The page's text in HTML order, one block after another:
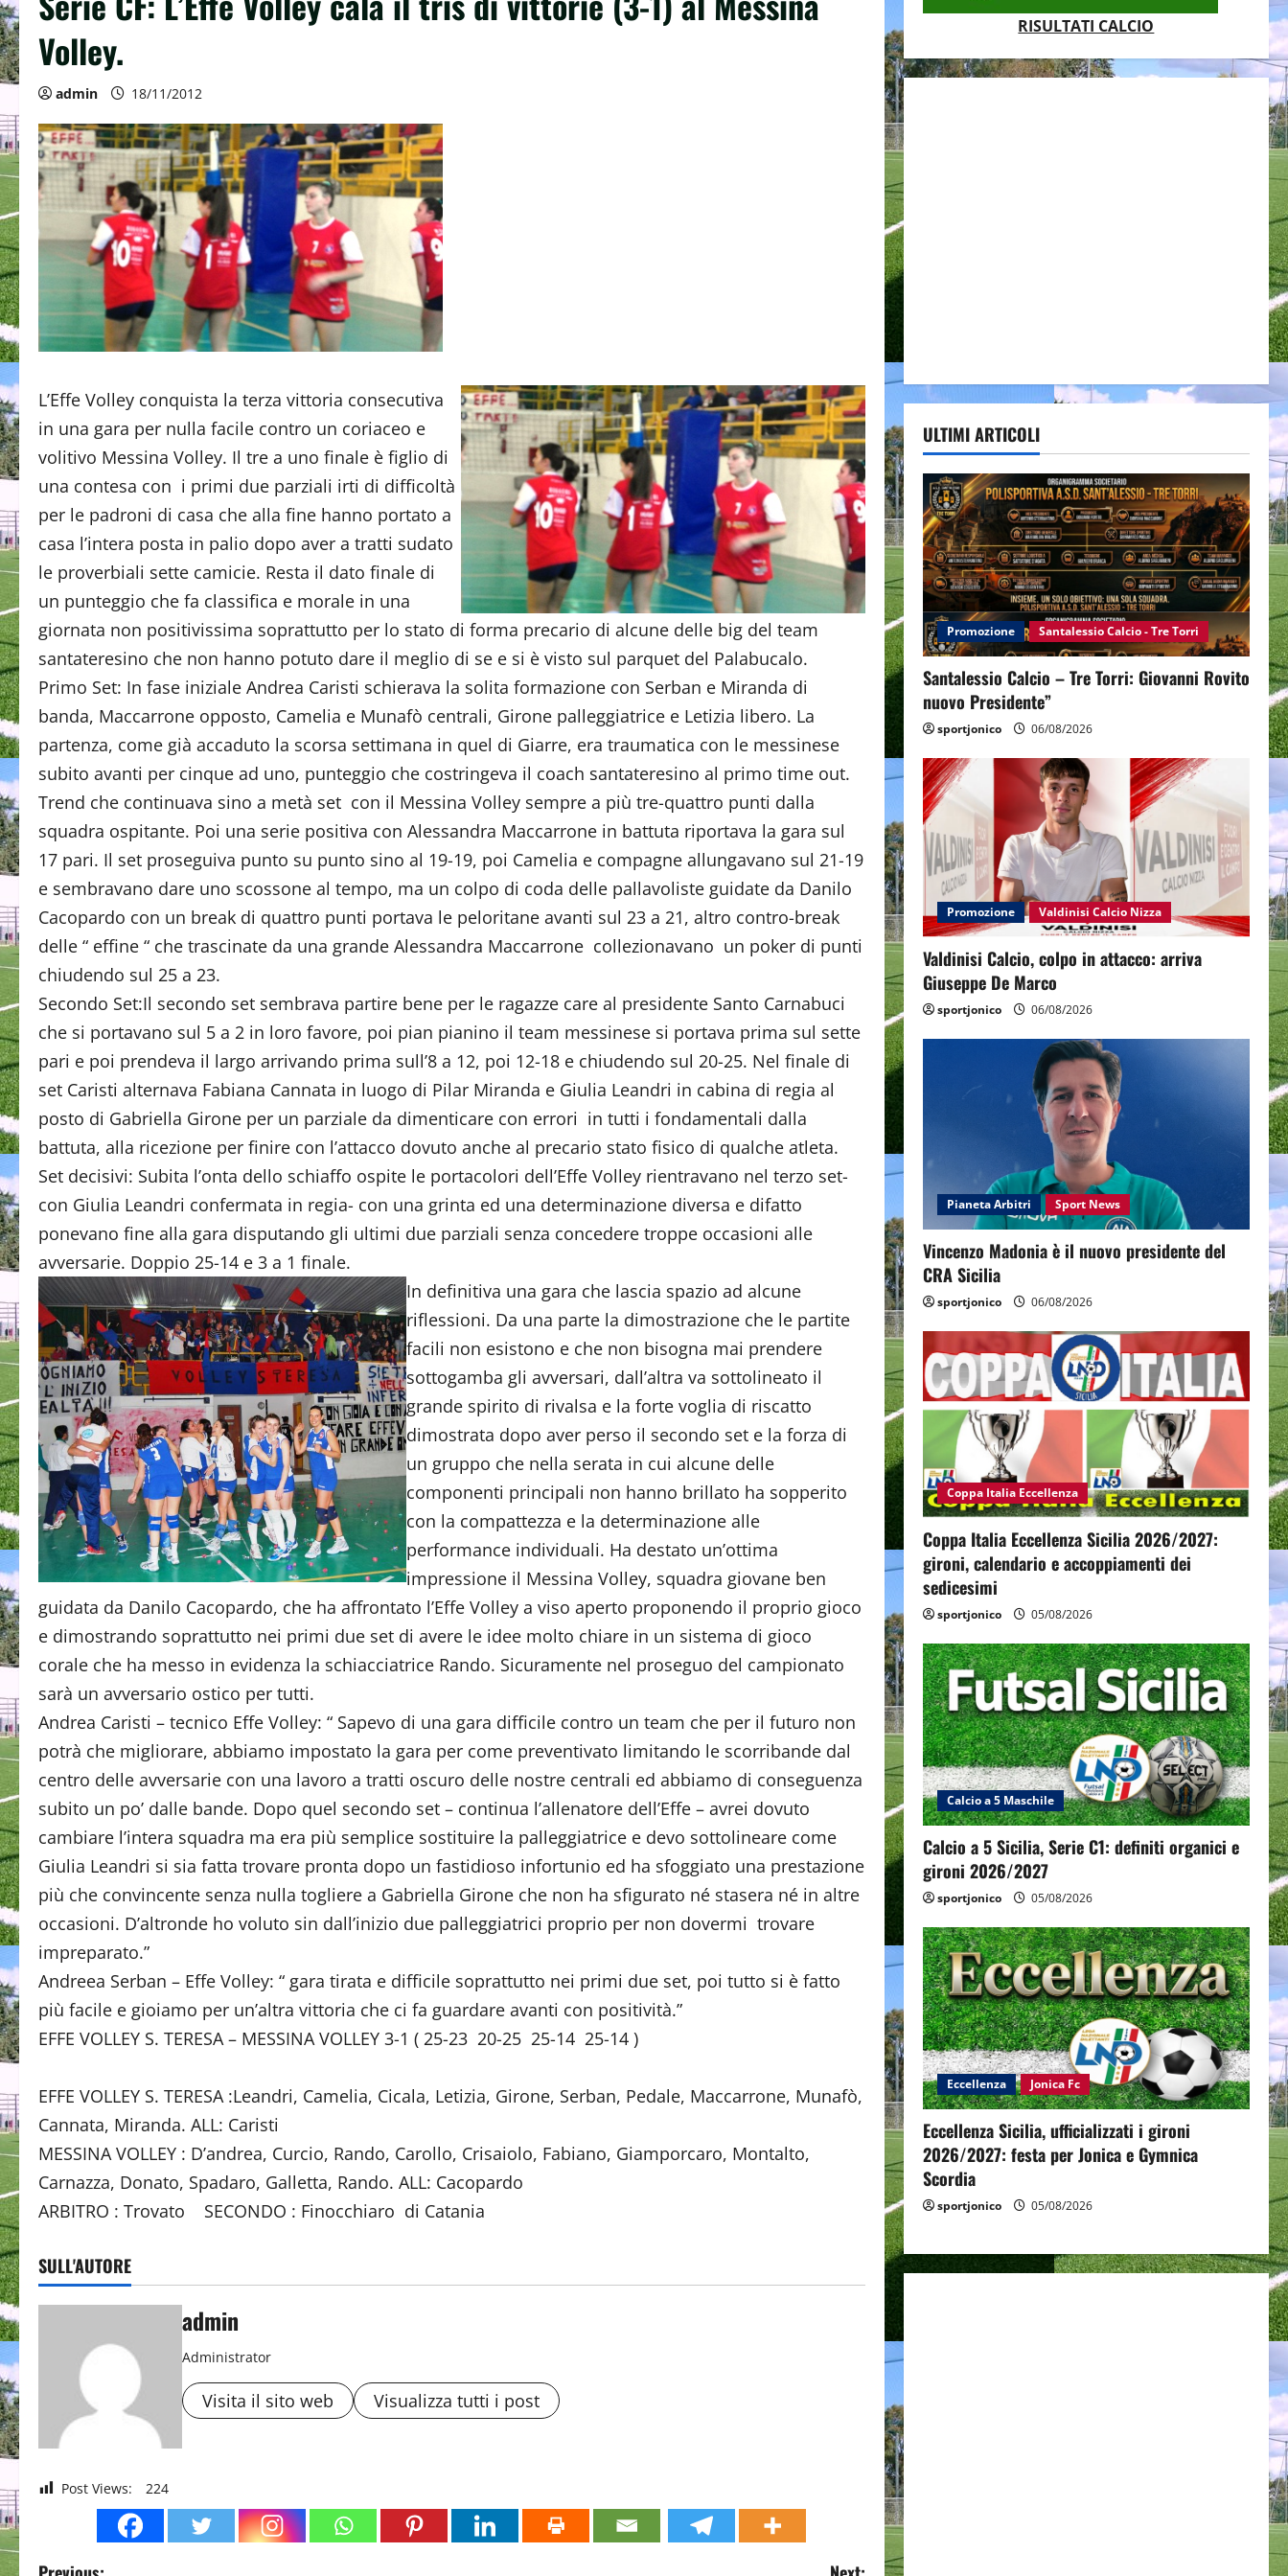
Volley.
admin 18/11/2012
L’Effe Volley conquista la terza vittoria consecutiva
in una gara per nulla facile contro un coriaceo e
volitivo Messina Volley. Il tre a uno finale è figlio di
una contesa con i primi due parziali irti di difficoltà
per le padroni di casa che alla fine hanno portato a
casa l’intera posta in palio dopo aver a tratti sudato
le proverbiali sette camicie. Resta il dato finale di
un punteggio che fa classifica e morale in una
giornata non positivissima soprattutto per lo stato di forma precario di alcune delle big del team
santateresino che non hanno potuto dare il meglio di se e si è visto sul parquet del Palabucalo.
Primo Set: In fase iniziale Andrea Caristi schierava la solita formazione con Serban e Miranda di
banda, Maccarrone opposto, Camelia e Munafò centrali, Girone palleggiatrice e Letizia libero. La
partenza, come già accaduto la scorsa settimana in quel di Giarre, era traumatica con le messinese
subito avanti per cinque ad uno, punteggio che costringeva il coach santateresino al primo time out.
Trend che continuava sino a metà set con il Messina Volley sempre a più tre-quattro punti dalla
squadra ospitante. Poi una serie positiva con Alessandra Maccarrone in battuta riportava la gara sul
17 pari. Il set proseguiva punto su punto sino al 19-19, poi Camelia e compagne allungavano sul 21-19
e sembravano dare uno scossone al tempo, ma un colpo di coda delle pallavoliste guidate da Danilo
Cacopardo con un break di quattro punti portava le peloritane avanti sul 23 a 21, altro contro-break
delle “ effine “ che trascinate da una grande Alessandra Maccarrone collezionavano un poker di punti
chiudendo sul 25 a 23.
Secondo Set:Il secondo set sembrava partire bene per le ragazze care al presidente Santo Carnabuci
che si portavano sul 5 a 2 in loro favore, poi pian pianino il team messinese si portava prima sul sette
pari e poi prendeva il largo arrivando prima sull’8 a 12, poi 12-18 e chiudendo sul 20-25. Nel finale di
set Caristi alternava Fabiana Cannata in luogo di Pilar Miranda e Giulia Leandri in cabina di regia al
posto di Gabriella Girone per un parziale da dimenticare con errori in tutti i fondamentali dalla
battuta, alla ricezione per finire con l’attacco dovuto anche al precario stato fisico di qualche atleta.
Set decisivi: Subita l’onta dello schiaffo ospite le portacolori dell’Effe Volley rientravano nel terzo set-
con Giulia Leandri confermata in regia- con una grinta ed una determinazione diversa e difatto
ponevano fine alla gara disputando gli ultimi due parziali senza concedere troppe occasioni alle
avversarie. Doppio 25-14 e 3 a 1 finale.
In definitiva una gara che lascia spazio ad alcune
riflessioni. Da una parte la dimostrazione che le partite
facili non esistono e che non bisogna mai prendere
sottogamba gli avversari, dall’altra va sottolineato il
grande spirito di rivalsa e la forte voglia di riscatto
dimostrata dopo aver perso il secondo set e la forza di
un gruppo che nella serata in cui alcune delle
componenti principali non hanno brillato ha sopperito
con la compattezza e la determinazione alle
performance individuali. Ha destato un’ottima
impressione il Messina Volley, squadra giovane ben
guidata da Danilo Cacopardo, che ha affrontato l’Effe Volley a viso aperto proponendo il proprio gioco
e dimostrando soprattutto nei primi due set di avere le idee molto chiare in un sistema di gioco
corale che ha messo in evidenza la schiacciatrice Rando. Sicuramente nel proseguo del campionato
sarà un avversario ostico per tutti.
Andrea Caristi – tecnico Effe Volley: “ Sapevo di una gara difficile contro un team che per il futuro non
potrà che migliorare, abbiamo impostato la gara per come preventivato limitando le scorribande dal
centro delle avversarie con una lavoro a tratti oscuro delle nostre centrali ed abbiamo di conseguenza
subito un po’ dalle bande. Dopo quel secondo set – continua l’allenatore dell’Effe – avrei dovuto
cambiare l’intera squadra ma era più semplice sostituire la palleggiatrice e devo sottolineare come
Giulia Leandri si sia fatta trovare pronta dopo un fastidioso infortunio ed ha sfoggiato una prestazione
più che convincente senza nulla togliere a Gabriella Girone che non ha sfigurato né stasera né in altre
occasioni. D’altronde ho voluto sin dall’inizio due palleggiatrici proprio per non dovermi trovare
impreparato.”
Andreea Serban – Effe Volley: “ gara tirata e difficile soprattutto nei primi due set, poi tutto si è fatto
più facile e gioiamo per un’altra vittoria che ci fa guardare avanti con positività.”
EFFE VOLLEY S. TERESA – MESSINA VOLLEY 3-1 ( 25-23 20-25 25-14 25-14 )
EFFE VOLLEY S. TERESA :Leandri, Camelia, Cicala, Letizia, Girone, Serban, Pedale, Maccarrone, Munafò,
Cannata, Miranda. ALL: Caristi
MESSINA VOLLEY : D’andrea, Curcio, Rando, Carollo, Crisaiolo, Fabiano, Giamporcaro, Montalto,
Carnazza, Donato, Spadaro, Galletta, Rando. ALL: Cacopardo
ARBITRO : Trovato SECONDO : Finocchiaro di Catania
SULL'AUTORE
admin
Administrator
Visita il sito web Visualizza tutti i post
Post Views: 224
RISULTATI CALCIO
ULTIMI ARTICOLI
Promozione Santalessio Calcio - Tre Torri
Santalessio Calcio – Tre Torri: Giovanni Rovito
nuovo Presidente”
sportjonico 06/08/2026
Promozione Valdinisi Calcio Nizza
Valdinisi Calcio, colpo in attacco: arriva
Giuseppe De Marco
sportjonico 06/08/2026
Pianeta Arbitri Sport News
Vincenzo Madonia è il nuovo presidente del
CRA Sicilia
sportjonico 06/08/2026
Coppa Italia Eccellenza
Coppa Italia Eccellenza Sicilia 2026/2027:
gironi, calendario e accoppiamenti dei
sedicesimi
sportjonico 05/08/2026
Calcio a 5 Maschile
Calcio a 5 Sicilia, Serie C1: definiti organici e
gironi 2026/2027
sportjonico 05/08/2026
Eccellenza Jonica Fc
Eccellenza Sicilia, ufficializzati i gironi
2026/2027: festa per Jonica e Gymnica
Scordia
sportjonico 05/08/2026